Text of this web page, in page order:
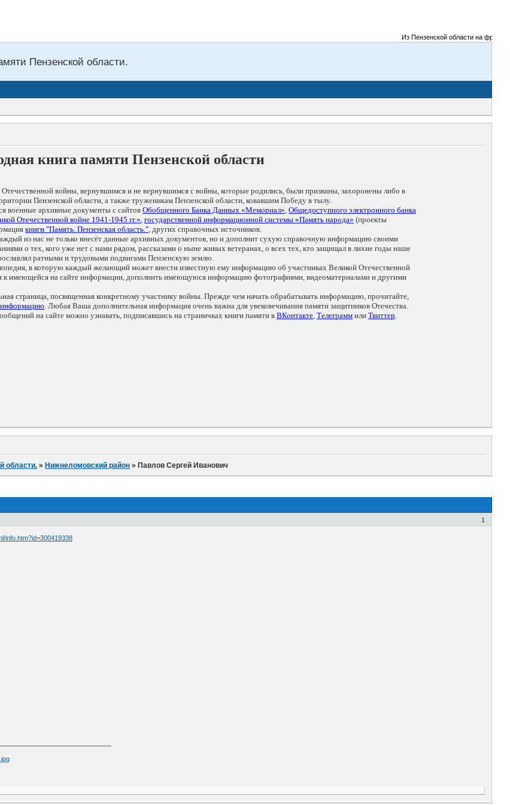
Из Пензенской области на фронты
Пензенской области.
книга памяти Пензенской области
войны, вернувшимся и не вернувшимся с войны, которые родились, были призваны, захоронены либо в
Пензенской области, а также труженикам Пензенской области, ковавшим Победу в тылу.
военные архивные документы с сайтов Обобщенного Банка Данных «Мемориал», Общедоступного электронного банка
Отечественной войне 1941-1945 гг.», государственной информационной системы «Память народа» (проекты
книги "Память. Пензенская область.", других справочных источников.
из нас не только внесёт данные архивных документов, но и дополнит сухую справочную информацию своими
о тех, кого уже нет с нами рядом, рассказами о ныне живых ветеранах, о всех тех, кто защищал в лихие годы наше
ратными и трудовыми подвигами Пензенскую землю.
в которую каждый желающий может внести известную ему информацию об участниках Великой Отечественной
к имеющейся на сайте информации, дополнить имеющуюся информацию фотографиями, видеоматериалами и другими
страница, посвященная конкретному участнику войны. Прежде чем начать обрабатывать информацию, прочитайте,
информацию. Любая Ваша дополнительная информация очень важна для увековечивания памяти защитников Отечества.
на сайте можно узнавать, подписавшись на страничках книги памяти в ВКонтакте, Телеграмм или Твиттер.
области. » Нижнеломовский район » Павлов Сергей Иванович
1
info.htm?id=300419338